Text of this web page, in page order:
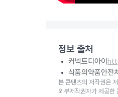
정보 출처
커넥트디아이
식품의약품안전
본 콘텐츠의 저작권은
외부저작권자가 제공한